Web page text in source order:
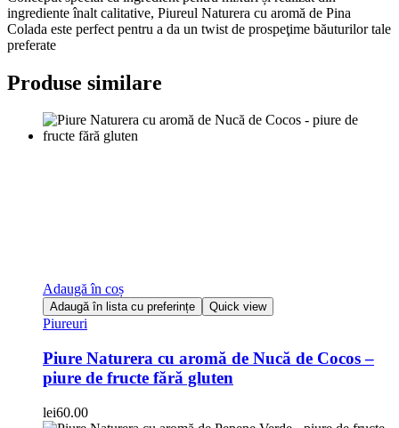
ingrediente înalt calitative, Piureul Naturera cu aromă de Pina
Colada este perfect pentru a da un twist de prospeţime băuturilor tale
preferate
Produse similare
Adaugă în coș
Adaugă în lista cu preferințe Quick view
Piureuri
Piure Naturera cu aromă de Nucă de Cocos –
piure de fructe fără gluten
lei60.00